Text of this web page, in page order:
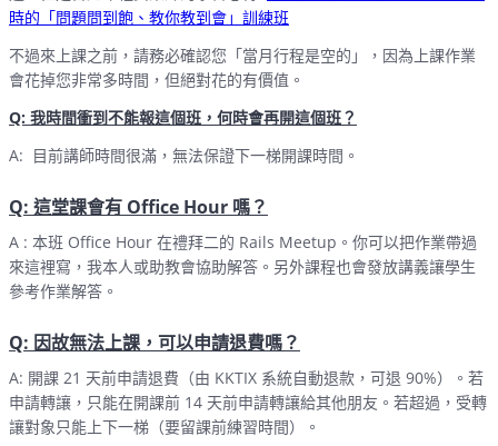
時的「問題問到飽、教你教到會」訓練班
不過來上課之前，請務必確認您「當月行程是空的」，因為上課作業
會花掉您非常多時間，但絕對花的有價值。
Q: 我時間衝到不能報這個班，何時會再開這個班？
A: 目前講師時間很滿，無法保證下一梯開課時間。
Q: 這堂課會有 Office Hour 嗎？
A : 本班 Office Hour 在禮拜二的 Rails Meetup。你可以把作業帶過
來這裡寫，我本人或助教會協助解答。另外課程也會發放講義讓學生
參考作業解答。
Q: 因故無法上課，可以申請退費嗎？
A: 開課 21 天前申請退費（由 KKTIX 系統自動退款，可退 90%）。若
申請轉讓，只能在開課前 14 天前申請轉讓給其他朋友。若超過，受轉
讓對象只能上下一梯（要留課前練習時間）。